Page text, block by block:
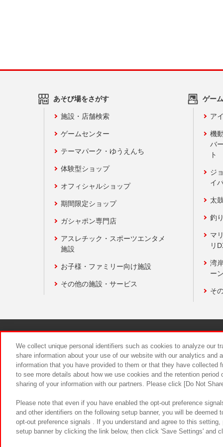
あそび場をさがす
施設・店舗検索
ゲームセンター
テーマパーク・ゆうえんち
体験型ショップ
オフィシャルショップ
期間限定ショップ
ガシャポン専門店
アスレチック・スポーツエンタメ
施設
お子様・ファミリー向け施設
その他の施設・サービス
ゲー
ア
機
バ
ト
ジ
イ
太
釣
マ
リ
湾
ー
そ
食品のご
We collect unique personal identifiers such as cookies to analyze our
share information about your use of our website with our analytics and
information that you have provided to them or that they have
to see more details about how we use cookies and the retention
sharing of your information with our partners. Please click [Do Not
Please note that even if you have enabled the opt-out preference
and other identifiers on the following setup banner, you will be
opt-out preference signals . If you understand and agree to this
setup banner by clicking the link below, then click 'Save Settings' and